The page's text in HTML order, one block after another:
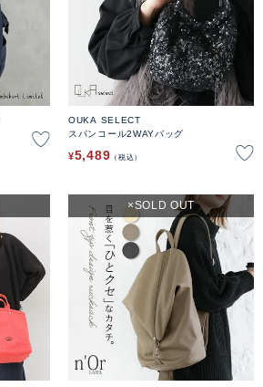
OUKA SELECT
スパンコール2WAYバッグ
¥5,489 税込
SOLD OUT